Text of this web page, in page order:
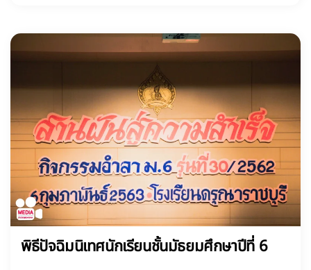
พิธีปัจฉิมนิเทศนักเรียนชั้นมัธยมศึกษาปีที่ 6